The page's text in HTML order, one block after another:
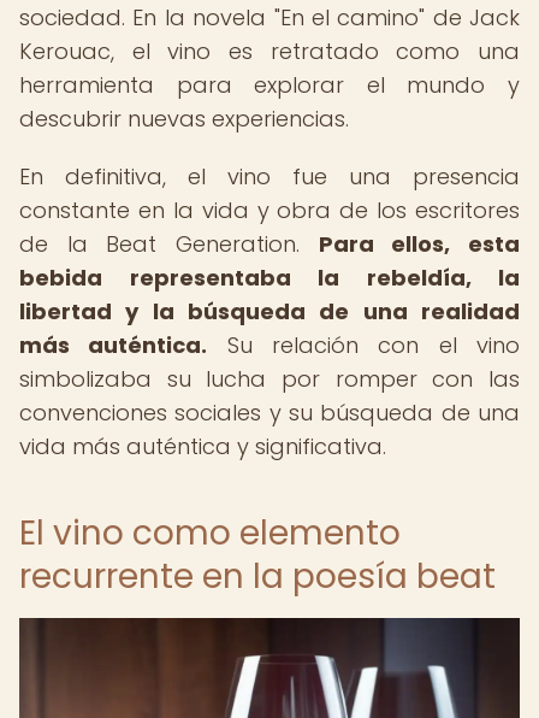
sociedad. En la novela "En el camino" de Jack
Kerouac, el vino es retratado como una
herramienta para explorar el mundo y
descubrir nuevas experiencias.
En definitiva, el vino fue una presencia
constante en la vida y obra de los escritores
de la Beat Generation. Para ellos, esta
bebida representaba la rebeldía, la
libertad y la búsqueda de una realidad
más auténtica. Su relación con el vino
simbolizaba su lucha por romper con las
convenciones sociales y su búsqueda de una
vida más auténtica y significativa.
El vino como elemento
recurrente en la poesía beat